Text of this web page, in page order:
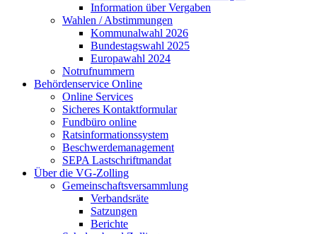
Information über Vergaben
Wahlen / Abstimmungen
Kommunalwahl 2026
Bundestagswahl 2025
Europawahl 2024
Notrufnummern
Behördenservice Online
Online Services
Sicheres Kontaktformular
Fundbüro online
Ratsinformationssystem
Beschwerdemanagement
SEPA Lastschriftmandat
Über die VG-Zolling
Gemeinschaftsversammlung
Verbandsräte
Satzungen
Berichte